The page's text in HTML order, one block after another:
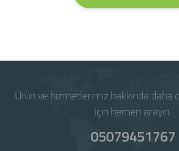
Ürün ve hizmetlerimiz hakkında daha
için hemen arayın.
05079451767